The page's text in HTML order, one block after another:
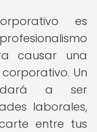
es
causar una
Un
a ser
laborales,
entre tus